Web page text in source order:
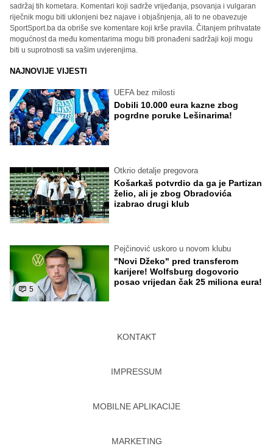
sadržaj tih kometara. Komentari koji sadrže vrijeđanja, psovanja i vulgaran
riječnik mogu biti uklonjeni bez najave i objašnjenja, ali to ne obavezuje
SportSport.ba da obriše sve komentare koji krše pravila. Čitanjem prihvatate
mogućnost da među komentarima mogu biti pronađeni sadržaji koji mogu
biti u suprotnosti sa vašim uvjerenjima.
NAJNOVIJE VIJESTI
UEFA bez milosti
Dobili 10.000 eura kazne zbog
pogrdne poruke Lešinarima!
Otkrio detalje pregovora
Košarkaš potvrdio da ga je Partizan
želio, ali je zbog Obradovića
izabrao drugi klub
5
Pejčinović uskoro u novom klubu
"Novi Džeko" pred transferom
karijere! Wolfsburg dogovorio
posao vrijedan čak 25 miliona eura!
KONTAKT
IMPRESSUM
MOBILNE APLIKACIJE
MARKETING